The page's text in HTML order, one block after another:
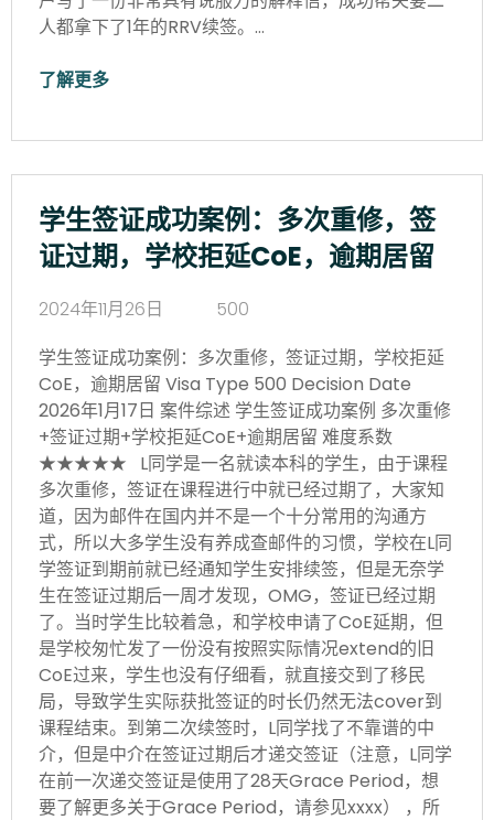
人都拿下了1年的RRV续签。…
了解更多
学生签证成功案例：多次重修，签
证过期，学校拒延CoE，逾期居留
2024年11月26日
500
学生签证成功案例：多次重修，签证过期，学校拒延
CoE，逾期居留 Visa Type 500 Decision Date
2026年1月17日 案件综述 学生签证成功案例 多次重修
+签证过期+学校拒延CoE+逾期居留 难度系数
★★★★★ L同学是一名就读本科的学生，由于课程
多次重修，签证在课程进行中就已经过期了，大家知
道，因为邮件在国内并不是一个十分常用的沟通方
式，所以大多学生没有养成查邮件的习惯，学校在L同
学签证到期前就已经通知学生安排续签，但是无奈学
生在签证过期后一周才发现，OMG，签证已经过期
了。当时学生比较着急，和学校申请了CoE延期，但
是学校匆忙发了一份没有按照实际情况extend的旧
CoE过来，学生也没有仔细看，就直接交到了移民
局，导致学生实际获批签证的时长仍然无法cover到
课程结束。到第二次续签时，L同学找了不靠谱的中
介，但是中介在签证过期后才递交签证（注意，L同学
在前一次递交签证是使用了28天Grace Period，想
要了解更多关于Grace Period，请参见xxxx） ，所